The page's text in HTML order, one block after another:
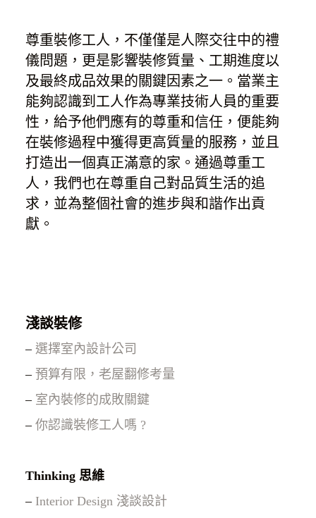
尊重裝修工人，不僅僅是人際交往中的禮
儀問題，更是影響裝修質量、工期進度以
及最終成品效果的關鍵因素之一。當業主
能夠認識到工人作為專業技術人員的重要
性，給予他們應有的尊重和信任，便能夠
在裝修過程中獲得更高質量的服務，並且
打造出一個真正滿意的家。通過尊重工
人，我們也在尊重自己對品質生活的追
求，並為整個社會的進步與和諧作出貢
獻。
淺談裝修
– 選擇室內設計公司
– 預算有限，老屋翻修考量
– 室內裝修的成敗關鍵
– 你認識裝修工人嗎 ?
Thinking 思維
– Interior Design 淺談設計